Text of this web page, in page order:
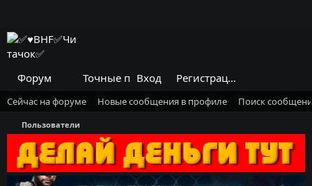
Форум Точные прогнозы на футбол
Вход Регистрация
Сейчас на форуме Новые сообщения в профиле Поиск
Пользователи